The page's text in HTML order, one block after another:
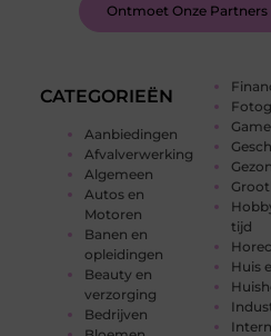
CATEGORIEËN
Aanbiedingen
Afvalverwerking
Algemeen
Autos en
Motoren
Banen en
opleidingen
Beauty en
verzorging
Bedrijven
tijd
Huis
Ontmoet Onze Partners